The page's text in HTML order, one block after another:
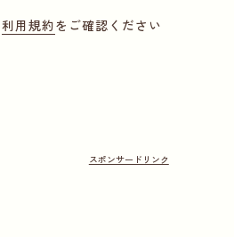
利用規約をご確認ください